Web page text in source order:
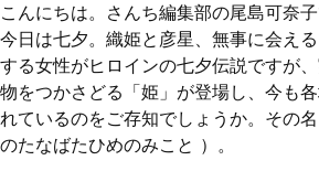
こんにちは。さんち編集部の尾島可奈子
今日は七夕。織姫と彦星、無事に会え
する女性がヒロインの七夕伝説ですが
物をつかさどる「姫」が登場し、今も
れているのをご存知でしょうか。その
のたなばたひめのみこと ）。